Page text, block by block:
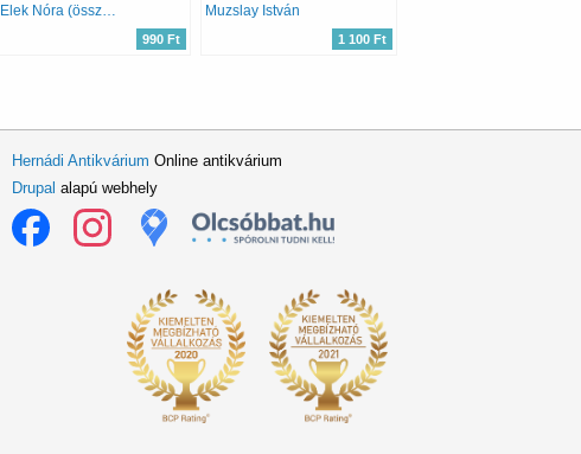
Elek Nóra (összeállította)
990 Ft
Muzslay István
1 100 Ft
Hernádi Antikvárium Online antikvárium
Drupal alapú webhely